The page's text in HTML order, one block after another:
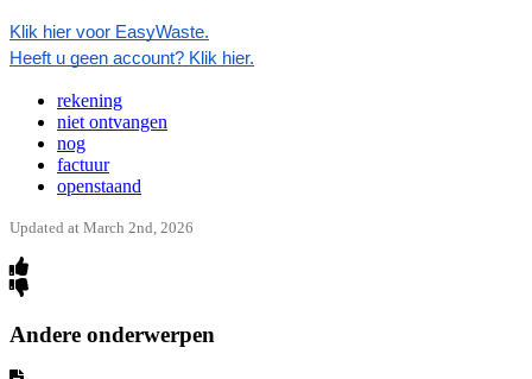
Klik hier voor EasyWaste.
Heeft u geen account? Klik hier.
rekening
niet ontvangen
nog
factuur
openstaand
Updated at March 2nd, 2026
Andere onderwerpen